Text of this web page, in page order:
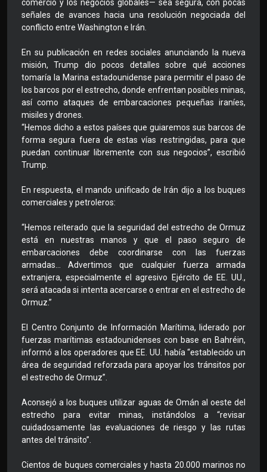
comercio y los negocios globales— sea segura, con pocas
señales de avances hacia una resolución negociada del
conflicto entre Washington e Irán.
En su publicación en redes sociales anunciando la nueva
misión, Trump dio pocos detalles sobre qué acciones
tomaría la Marina estadounidense para permitir el paso de
los barcos por el estrecho, donde enfrentan posibles minas,
así como ataques de embarcaciones pequeñas iraníes,
misiles y drones.
“Hemos dicho a estos países que guiaremos sus barcos de
forma segura fuera de estas vías restringidas, para que
puedan continuar libremente con sus negocios”, escribió
Trump.
En respuesta, el mando unificado de Irán dijo a los buques
comerciales y petroleros:
“Hemos reiterado que la seguridad del estrecho de Ormuz
está en nuestras manos y que el paso seguro de
embarcaciones debe coordinarse con las fuerzas
armadas... Advertimos que cualquier fuerza armada
extranjera, especialmente el agresivo Ejército de EE. UU.,
será atacada si intenta acercarse o entrar en el estrecho de
Ormuz.”
El Centro Conjunto de Información Marítima, liderado por
fuerzas marítimas estadounidenses con base en Bahréin,
informó a los operadores que EE. UU. había “establecido un
área de seguridad reforzada para apoyar los tránsitos por
el estrecho de Ormuz”.
Aconsejó a los buques utilizar aguas de Omán al oeste del
estrecho para evitar minas, instándolos a “revisar
cuidadosamente las evaluaciones de riesgo y las rutas
antes del tránsito”.
Cientos de buques comerciales y hasta 20.000 marinos no